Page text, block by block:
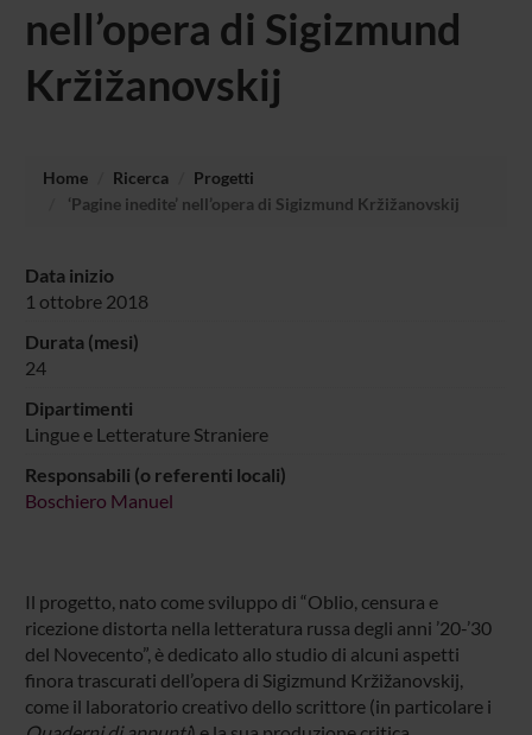
nell’opera di Sigizmund
Kržižanovskij
Home Ricerca
Progetti
‘Pagine inedite’ nell’opera di Sigizmund Kržižanovskij
Data inizio
1 ottobre 2018
Durata (mesi)
24
Dipartimenti
Lingue e Letterature Straniere
Responsabili (o referenti locali)
Boschiero Manuel
Il progetto, nato come sviluppo di “Oblio, censura e
ricezione distorta nella letteratura russa degli anni ’20-’30
del Novecento”, è dedicato allo studio di alcuni aspetti
finora trascurati dell’opera di Sigizmund Kržižanovskij,
come il laboratorio creativo dello scrittore (in particolare i